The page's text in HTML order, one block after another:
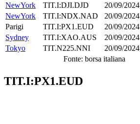
NewYork
TIT.I:DJI.DJD 20/09/2024
NewYork
TIT.I:NDX.NAD 20/09/2024
Parigi
TIT.I:PX1.EUD 20/09/2024
Sydney
TIT.I:XAO.AUS 20/09/2024
Tokyo
TIT.N225.NNI 20/09/2024
Fonte: borsa italiana
TIT.I:PX1.EUD